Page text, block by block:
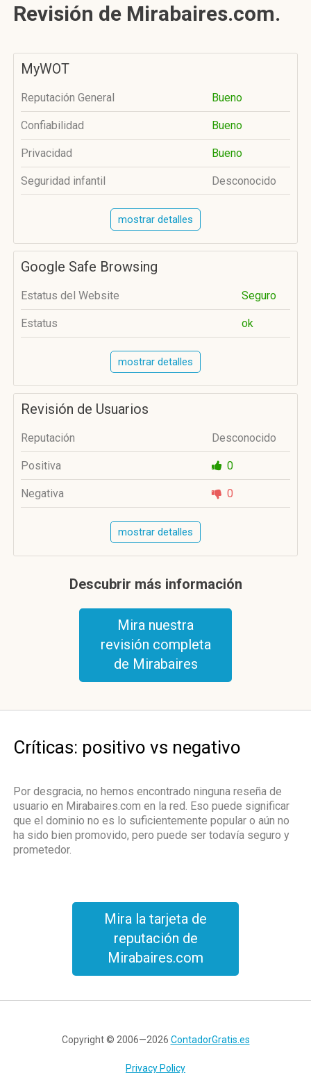
Revisión de Mirabaires.com.
MyWOT
Reputación General Bueno
Confiabilidad Bueno
Privacidad Bueno
Seguridad infantil Desconocido
mostrar detalles
Google Safe Browsing
Estatus del Website Seguro
Estatus ok
mostrar detalles
Revisión de Usuarios
Reputación Desconocido
Positiva 0
Negativa 0
mostrar detalles
Descubrir más información
Mira nuestra
revisión completa
de Mirabaires
Críticas: positivo vs negativo
Por desgracia, no hemos encontrado ninguna reseña de
usuario en Mirabaires.com en la red. Eso puede significar
que el dominio no es lo suficientemente popular o aún no
ha sido bien promovido, pero puede ser todavía seguro y
prometedor.
Mira la tarjeta de
reputación de
Mirabaires.com
Copyright © 2006—2026 ContadorGratis.es
Privacy Policy